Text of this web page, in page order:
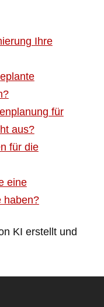
Ihre
für
aus?
für die
eine
haben?
KI erstellt und